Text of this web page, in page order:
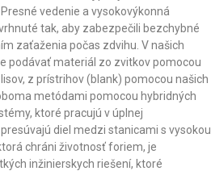
vedenie a vysokovýkonná
tak, aby zabezpečili bezchybné
zaťaženia počas zdvihu. V našich
podávať materiál zo zvitkov pomocou
z prístrihov (blank) pomocou našich
metódami pomocou hybridných
ktoré pracujú v úplnej
diel medzi stanicami s vysokou
chráni životnosť foriem, je
inžinierskych riešení, ktoré